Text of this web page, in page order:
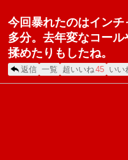
今回暴れたのはイン
多分。去年変なコー
揉めたりもしたね。
返信 一覧 超いいね45 いい